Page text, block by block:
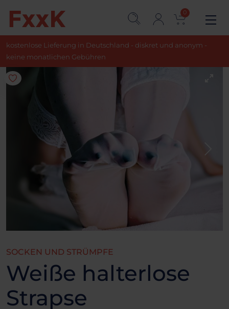
0
kostenlose Lieferung in Deutschland - diskret und anonym -
keine monatlichen Gebühren
SOCKEN UND STRÜMPFE
Weiße halterlose
Strapse